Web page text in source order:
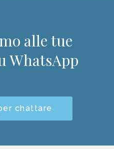
alle tue
WhatsApp
chattare